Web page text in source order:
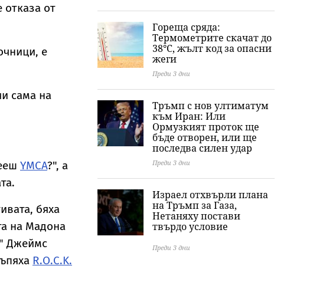
от
е
сама на
YMCA?", а
бяха
на Мадона
Джеймс
R.O.C.K.
Гореща сряда:
Термометрите скачат до
38°C, жълт код за опасни
жеги
Преди 3 дни
Тръмп с нов ултиматум
към Иран: Или
Ормузкият проток ще
бъде отворен, или ще
последва силен удар
Преди 3 дни
Израел отхвърли плана
на Тръмп за Газа,
Нетаняху постави
твърдо условие
Преди 3 дни